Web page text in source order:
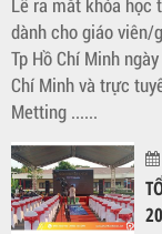
dành cho giáo viên/
Tp Hồ Chí Minh
Chí Minh và trực
Metting ......